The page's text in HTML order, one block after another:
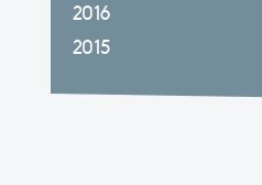
2016
2015